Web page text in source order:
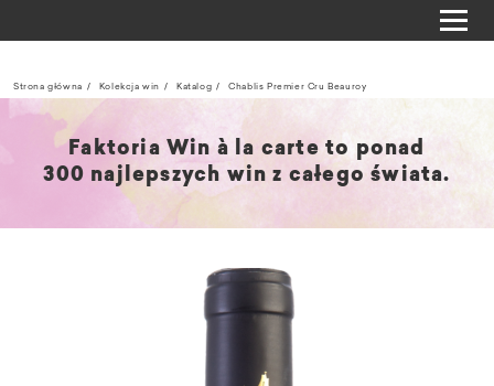
Strona główna Kolekcja win Katalog Chablis Premier Cru Beauroy
Faktoria Win à la carte to ponad
300 najlepszych win z całego świata.